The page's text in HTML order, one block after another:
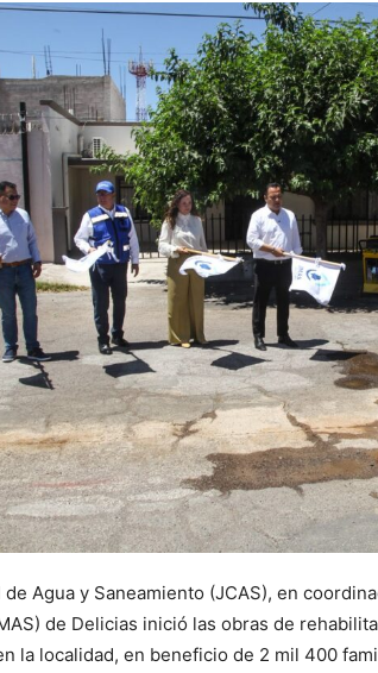
de Agua y Saneamiento (JCAS), en
de Delicias inició las obras de
la localidad, en beneficio de 2 mil 400